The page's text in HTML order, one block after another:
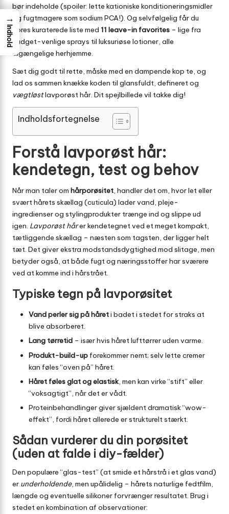
bør indeholde (spoiler: lette kationiske konditioneringsmidler
og fugtmagere som sodium PCA!). Og selvfølgelig får du
vores kuraterede liste med 11 leave-in favorites – lige fra
budget-venlige sprays til luksuriøse lotioner, alle
tilgængelige herhjemme.
Sæt dig godt til rette, måske med en dampende kop te, og
lad os sammen knække koden til glansfuldt, defineret og
vægtløstlavporøst hår. Dit spejlbillede vil takke dig!
Indholdsfortegnelse
Forstå lavporøst hår:
kendetegn, test og behov
Når man taler om hårporøsitet, handler det om, hvor let eller
svært hårets skællag (cuticula) lader vand, pleje-
ingredienser og stylingprodukter trænge ind og slippe ud
igen. Lavporøst hårer kendetegnet ved et meget kompakt,
tætliggende skællag – næsten som tagsten, der ligger helt
tæt. Det giver ekstra modstandsdygtighed mod slitage, men
betyder også, at både fugt og næringsstoffer har sværere
ved at komme ind i hårstrået.
Typiske tegn på lavporøsitet
Vand perler sig på håreti badet i stedet for straks at
blive absorberet.
Lang tørretid – især hvis håret lufttørrer uden varme.
Produkt-build-up forekommer nemt; selv lette cremer
kan føles “oven på” håret.
Håret føles glat og elastisk, men kan virke “stift” eller
“voksagtigt”, når det er vådt.
Proteinbehandlinger giver sjældent dramatisk “wow-
effekt”, fordi håret allerede er strukturelt stærkt.
Sådan vurderer du din porøsitet
(uden at falde i diy-fælder)
Den populære “glas-test” (at smide et hårstrå i et glas vand)
er underholdende, men upålidelig – hårets naturlige fedtfilm,
længde og eventuelle silikoner forvrænger resultatet. Brug i
stedet en kombination af observationer:
→
Indhold